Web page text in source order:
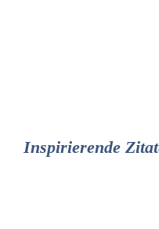
Inspirierende